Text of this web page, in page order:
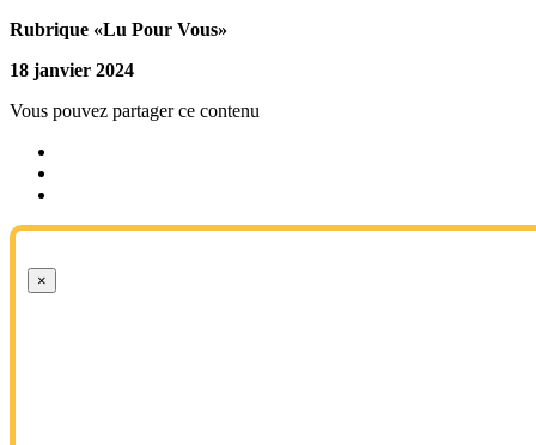
Rubrique «Lu Pour Vous»
18 janvier 2024
Vous pouvez partager ce contenu
×